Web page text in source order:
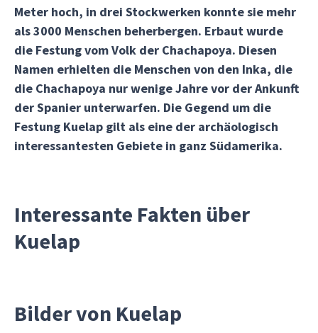
Meter hoch, in drei Stockwerken konnte sie mehr
als 3000 Menschen beherbergen. Erbaut wurde
die Festung vom Volk der Chachapoya. Diesen
Namen erhielten die Menschen von den Inka, die
die Chachapoya nur wenige Jahre vor der Ankunft
der Spanier unterwarfen. Die Gegend um die
Festung Kuelap gilt als eine der archäologisch
interessantesten Gebiete in ganz Südamerika.
Interessante Fakten über
Kuelap
Bilder von Kuelap